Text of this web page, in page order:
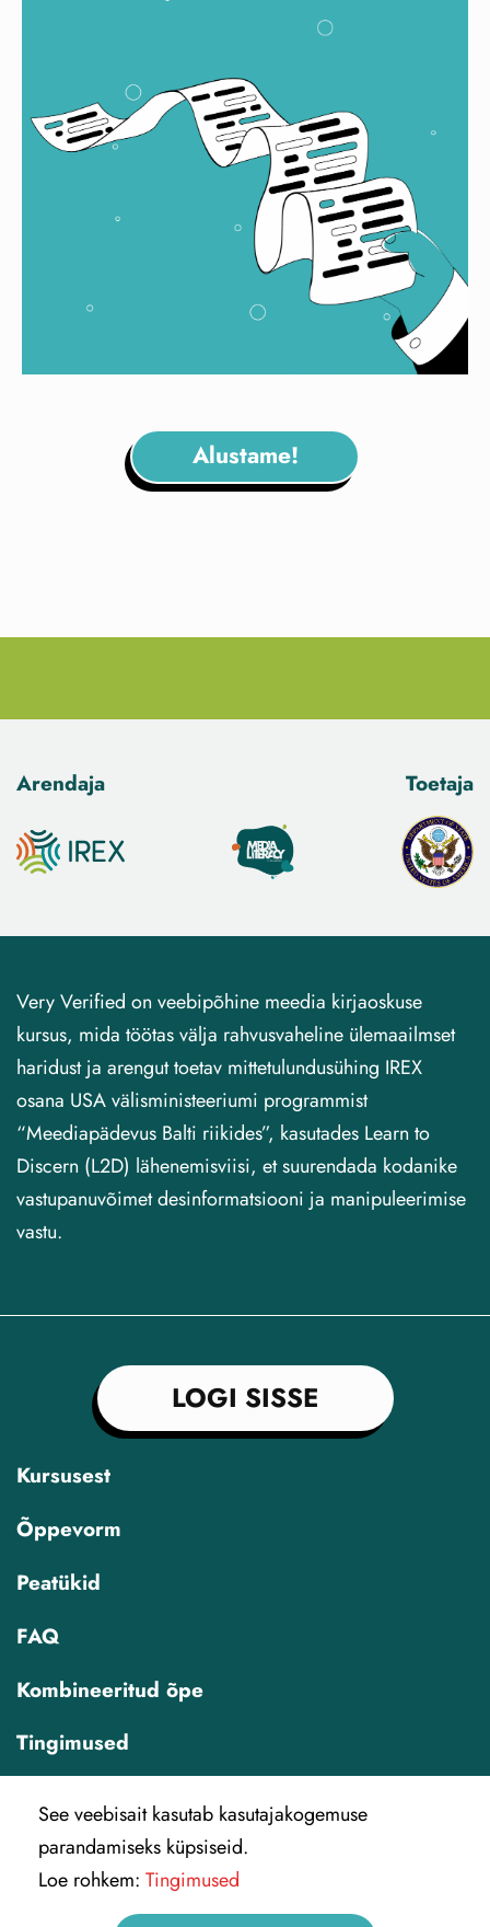
Alustame!
Arendaja Toetaja
Very Verified on veebipõhine meedia kirjaoskuse
kursus, mida töötas välja rahvusvaheline ülemaailmset
haridust ja arengut toetav mittetulundusühing IREX
osana USA välisministeeriumi programmist
“Meediapädevus Balti riikides”, kasutades Learn to
Discern (L2D) lähenemisviisi, et suurendada kodanike
vastupanuvõimet desinformatsiooni ja manipuleerimise
vastu.
LOGI SISSE
Kursusest
Õppevorm
Peatükid
FAQ
Kombineeritud õpe
Tingimused
See veebisait kasutab kasutajakogemuse
parandamiseks küpsiseid.
Loe rohkem: Tingimused